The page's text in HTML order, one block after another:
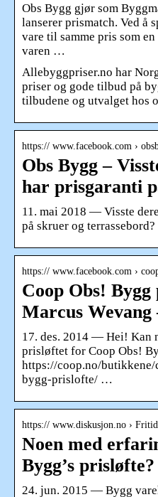
Obs Bygg gjør som
lanserer prismatch. Ved å
vare til samme pris som
varen …
Allebyggpriser.no har
priser og gode tilbud på
tilbudene og utvalget hos
https:// www.facebook.com ›
Obs Bygg –
har prisgaranti
11. mai 2018 — Visste
på skruer og
https:// www.facebook.com ›
Coop Obs!
Marcus Wevang
17. des. 2014 — Hei! Kan
prisløftet for Coop Obs!
https://coop.no/
bygg-prislofte/ …
https:// www.diskusjon.no ›
Noen med
Bygg’s prisløfte?
24. jun. 2015 — Bygg